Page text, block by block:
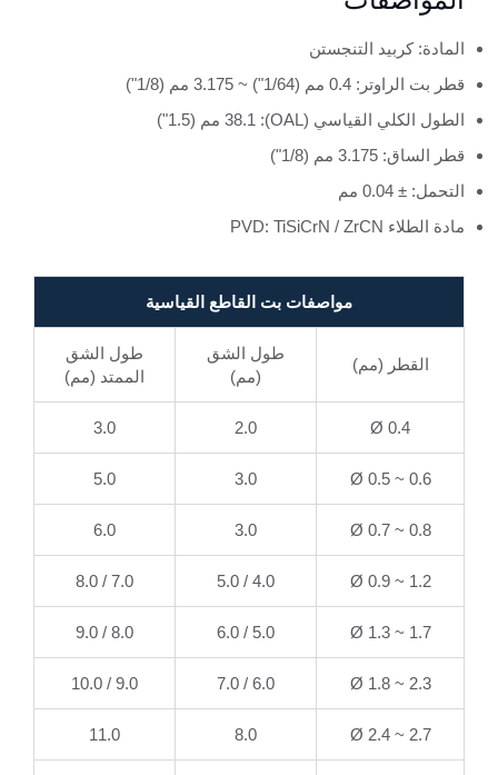
المادة: كربيد التنجستن
قطر بت الراوتر: 0.4 مم (1/64") ~ 3.175 مم (1/8")
الطول الكلي القياسي (OAL): 38.1 مم (1.5")
قطر الساق: 3.175 مم (1/8")
التحمل: ± 0.04 مم
مادة الطلاء PVD: TiSiCrN / ZrCN
مواصفات بت القاطع القياسية
القطر (مم)
طول الشق
(مم)
طول الشق
الممتد (مم)
Ø 0.4
2.0
3.0
Ø 0.5 ~ 0.6
3.0
5.0
Ø 0.7 ~ 0.8
3.0
6.0
Ø 0.9 ~ 1.2
4.0 / 5.0
7.0 / 8.0
Ø 1.3 ~ 1.7
5.0 / 6.0
8.0 / 9.0
Ø 1.8 ~ 2.3
6.0 / 7.0
9.0 / 10.0
Ø 2.4 ~ 2.7
8.0
11.0